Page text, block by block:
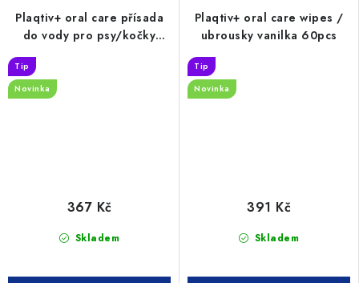
Plaqtiv+ oral care přísada
do vody pro psy/kočky
Tip
Novinka
Skladem
367 Kč
Plaqtiv+ oral care wipes /
ubrousky vanilka 60pcs
Tip
Novinka
Skladem
391 Kč